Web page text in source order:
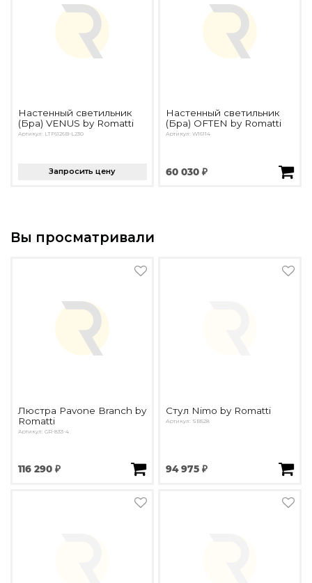
Настенный светильник
(Бра) VENUS by Romatti
Артикул: LTF6126B-L230
Запросить цену
Настенный светильник
(Бра) OFTEN by Romatti
Артикул: W16114
60 030 ₽
Вы просматривали
Люстра Pavone Branch by
Romatti
Артикул: GR-833-4
116 290 ₽
Стул Nimo by Romatti
Артикул: SB528
94 975 ₽